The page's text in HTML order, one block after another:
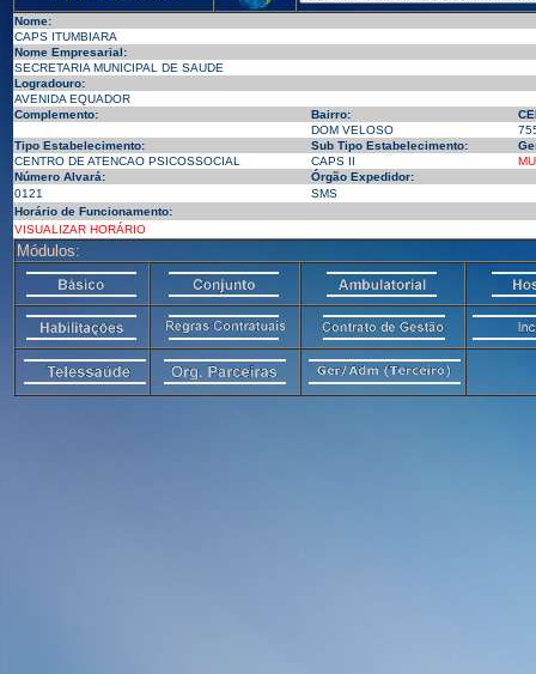
Nome:
CAPS ITUMBIARA
Nome Empresarial:
SECRETARIA MUNICIPAL DE SAUDE
Logradouro:
AVENIDA EQUADOR
Complemento:
Bairro:
DOM VELOSO
Tipo Estabelecimento:
Sub Tipo Estabelecimento:
CENTRO DE ATENCAO PSICOSSOCIAL
CAPS II
Número Alvará:
Órgão Expedidor:
0121
SMS
Horário de Funcionamento:
VISUALIZAR HORÁRIO
Módulos: